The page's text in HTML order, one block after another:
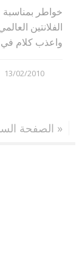
خواطر
الفلانتين
واعذب كلام في
13/02/2010
« الصفحة